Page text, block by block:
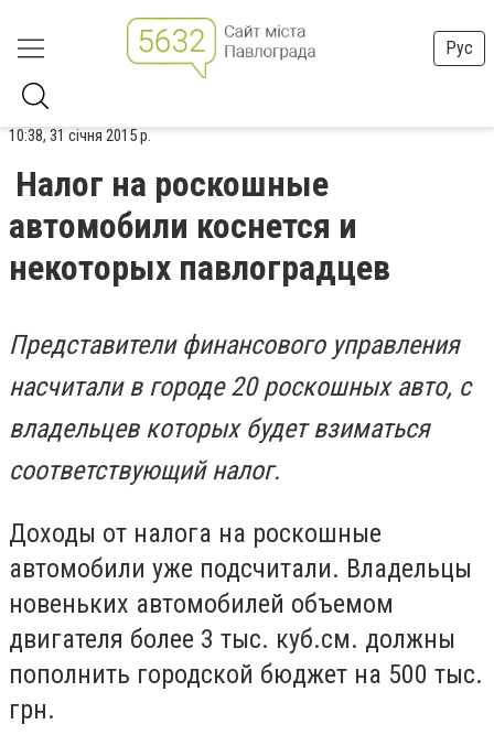
Рус
10:38, 31 січня 2015 р.
Налог на роскошные
автомобили коснется и
некоторых павлоградцев
Представители финансового управления
насчитали в городе 20 роскошных авто, с
владельцев которых будет взиматься
соответствующий налог.
Доходы от налога на роскошные
автомобили уже подсчитали. Владельцы
новеньких автомобилей объемом
двигателя более 3 тыс. куб.см. должны
пополнить городской бюджет на 500 тыс.
грн.